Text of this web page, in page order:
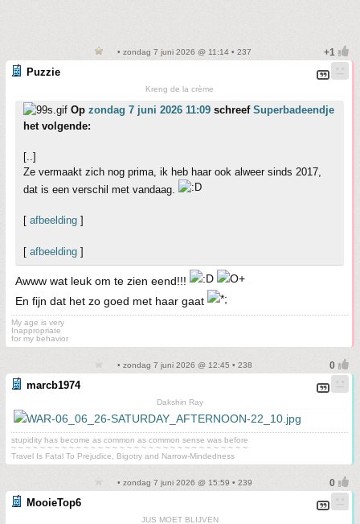
• zondag 7 juni 2026 @ 11:14 • 237
Puzzie
Kreng de la crème
Op zondag 7 juni 2026 11:09 schreef Superbadeendje
het volgende:
[..]
Ze vermaakt zich nog prima, ik heb haar ook alweer sinds 2017,
dat is een verschil met vandaag.
[ afbeelding ]
[ afbeelding ]
Awww wat leuk om te zien eend!!!
En fijn dat het zo goed met haar gaat
My age is very
Inappropriate
for my behavior
• zondag 7 juni 2026 @ 12:45 • 238
marcb1974
Dakshin Ray
stupidity has become as common as common sense was before
~ ~ ~ ~ ~ ~ ~ ~ ~ ~ ~ ~ ~ ~ ~ ~ ~ ~ ~ ~ ~ ~ ~ ~ ~ ~ ~ ~ ~ ~ ~ ~ ~
Travel Is Fatal To Prejudice, Bigotry and Narrow-Mindedness
• zondag 7 juni 2026 @ 15:59 • 239
MooieTop6
JUS MOET BLIJVEN